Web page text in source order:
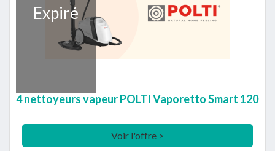
Expiré
4 nettoyeurs vapeur POLTI Vaporetto Smart 120
Voir l'offre >